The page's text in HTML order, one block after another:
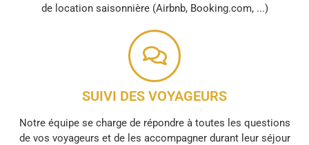
de location saisonnière (Airbnb, Booking.com, ...)
SUIVI DES VOYAGEURS
Notre équipe se charge de répondre à toutes les questions
de vos voyageurs et de les accompagner durant leur séjour